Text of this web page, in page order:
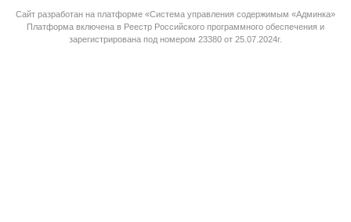
Сайт разработан на платформе «Система управления содержимым «Админка»
Платформа включена в Реестр Российского программного обеспечения и
зарегистрирована под номером 23380 от 25.07.2024г.